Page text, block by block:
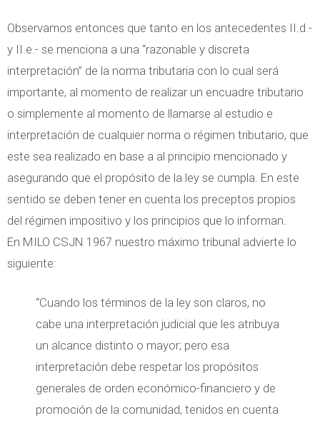
Observamos entonces que tanto en los antecedentes II.d.-
y II.e.- se menciona a una “razonable y discreta
interpretación” de la norma tributaria con lo cual será
importante, al momento de realizar un encuadre tributario
o simplemente al momento de llamarse al estudio e
interpretación de cualquier norma o régimen tributario, que
este sea realizado en base a al principio mencionado y
asegurando que el propósito de la ley se cumpla. En este
sentido se deben tener en cuenta los preceptos propios
del régimen impositivo y los principios que lo informan.
En MILO CSJN 1967 nuestro máximo tribunal advierte lo
siguiente:
“Cuando los términos de la ley son claros, no
cabe una interpretación judicial que les atribuya
un alcance distinto o mayor; pero esa
interpretación debe respetar los propósitos
generales de orden económico-financiero y de
promoción de la comunidad, tenidos en cuenta